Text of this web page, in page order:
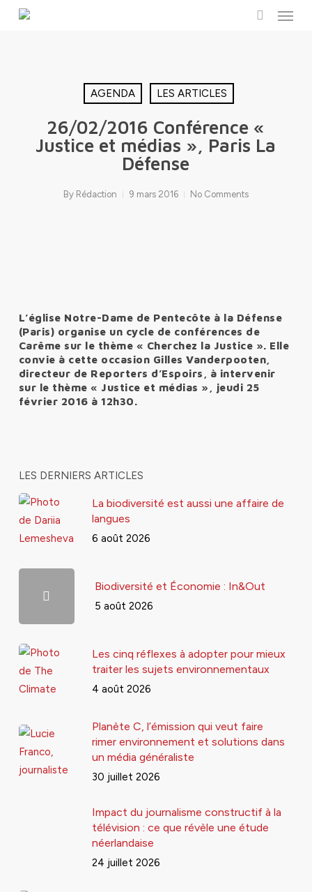
Menu
AGENDA LES ARTICLES
26/02/2016 Conférence «
Justice et médias », Paris La
Défense
By Rédaction 9 mars 2016 No Comments
L’église Notre-Dame de Pentecôte à la Défense
(Paris) organise un cycle de conférences de
Carême sur le thème « Cherchez la Justice ». Elle
convie à cette occasion Gilles Vanderpooten,
directeur de Reporters d’Espoirs, à intervenir
sur le thème « Justice et médias », jeudi 25
février 2016 à 12h30.
LES DERNIERS ARTICLES
La biodiversité est aussi une affaire de
langues
6 août 2026
Biodiversité et Économie : In&Out
5 août 2026
Les cinq réflexes à adopter pour mieux
traiter les sujets environnementaux
4 août 2026
Planète C, l’émission qui veut faire
rimer environnement et solutions dans
un média généraliste
30 juillet 2026
Impact du journalisme constructif à la
télévision : ce que révèle une étude
néerlandaise
24 juillet 2026